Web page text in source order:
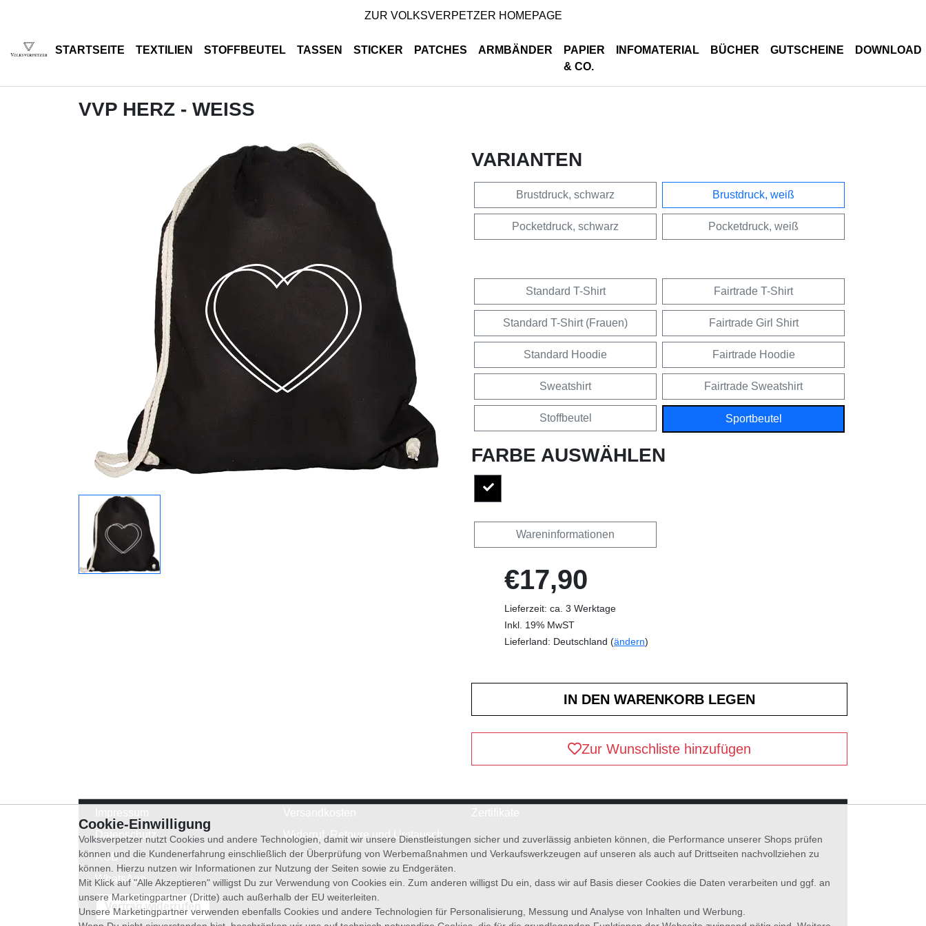
ZUR VOLKSVERPETZER HOMEPAGE
STARTSEITE TEXTILIEN STOFFBEUTEL TASSEN STICKER PATCHES ARMBÄNDER
PAPIER
& CO.
INFOMATERIAL BÜCHER GUTSCHEINE DOWNLOAD
VVP HERZ - WEISS
VARIANTEN
Brustdruck, schwarz Brustdruck, weiß
Pocketdruck, schwarz Pocketdruck, weiß
Standard T-Shirt Fairtrade T-Shirt
Standard T-Shirt (Frauen) Fairtrade Girl Shirt
Standard Hoodie Fairtrade Hoodie
Sweatshirt Fairtrade Sweatshirt
Stoffbeutel Sportbeutel
FARBE AUSWÄHLEN
Wareninformationen
€17,90
Lieferzeit: ca. 3 Werktage
Inkl. 19% MwST
Lieferland: Deutschland (ändern)
Zur Wunschliste hinzufügen
Datenschutz
AGB
WhatsApp
Widerruf, Retoure und Umtausch
Vertrag widerrufen
Cookie-Einwilligung
Volksverpetzer nutzt Cookies und andere Technologien, damit wir unsere Dienstleistungen sicher und zuverlässig anbieten können, die Performance unserer Shops prüfen
können und die Kundenerfahrung einschließlich der Überprüfung von Werbemaßnahmen und Verkaufswerkzeugen auf unseren als auch auf Drittseiten nachvollziehen zu
können. Hierzu nutzen wir Informationen zur Nutzung der Seiten sowie zu Endgeräten.
Mit Klick auf "Alle Akzeptieren" willigst Du zur Verwendung von Cookies ein. Zum anderen willigst Du ein, dass wir auf Basis dieser Cookies die Daten verarbeiten und ggf. an
unsere Marketingpartner (Dritte) auch außerhalb der EU weiterleiten.
Unsere Marketingpartner verwenden ebenfalls Cookies und andere Technologien für Personalisierung, Messung und Analyse von Inhalten und Werbung.